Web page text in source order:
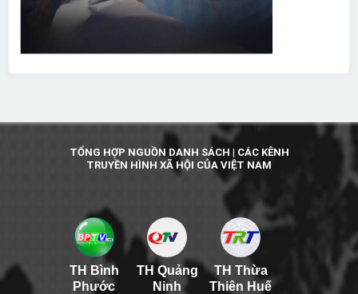
TỔNG HỢP NGUỒN DANH SÁCH | CÁC KÊNH
TRUYỀN HÌNH XÃ HỘI CỦA VIỆT NAM
TH Bình
Phước
TH Quảng
Ninh
TH Thừa
Thiên Huế